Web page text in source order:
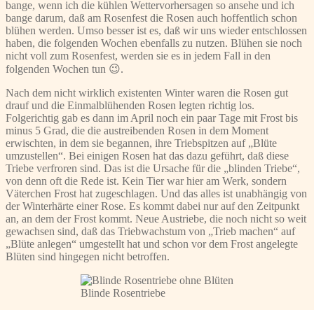
bange, wenn ich die kühlen Wettervorhersagen so ansehe und ich
bange darum, daß am Rosenfest die Rosen auch hoffentlich schon
blühen werden. Umso besser ist es, daß wir uns wieder entschlossen
haben, die folgenden Wochen ebenfalls zu nutzen. Blühen sie noch
nicht voll zum Rosenfest, werden sie es in jedem Fall in den
folgenden Wochen tun 😉.
Nach dem nicht wirklich existenten Winter waren die Rosen gut
drauf und die Einmalblühenden Rosen legten richtig los.
Folgerichtig gab es dann im April noch ein paar Tage mit Frost bis
minus 5 Grad, die die austreibenden Rosen in dem Moment
erwischten, in dem sie begannen, ihre Triebspitzen auf „Blüte
umzustellen“. Bei einigen Rosen hat das dazu geführt, daß diese
Triebe verfroren sind. Das ist die Ursache für die „blinden Triebe“,
von denn oft die Rede ist. Kein Tier war hier am Werk, sondern
Väterchen Frost hat zugeschlagen. Und das alles ist unabhängig von
der Winterhärte einer Rose. Es kommt dabei nur auf den Zeitpunkt
an, an dem der Frost kommt. Neue Austriebe, die noch nicht so weit
gewachsen sind, daß das Triebwachstum von „Trieb machen“ auf
„Blüte anlegen“ umgestellt hat und schon vor dem Frost angelegte
Blüten sind hingegen nicht betroffen.
Blinde Rosentriebe